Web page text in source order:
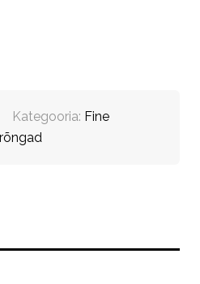
Kategooria: Fine